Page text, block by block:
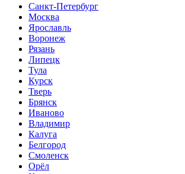
Санкт-Петербург
Москва
Ярославль
Воронеж
Рязань
Липецк
Тула
Курск
Тверь
Брянск
Иваново
Владимир
Калуга
Белгород
Смоленск
Орёл